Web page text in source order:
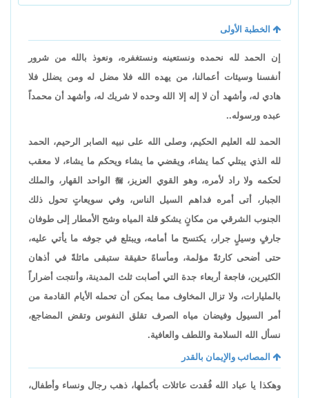
الخطبة الأولى
إن الحمد لله نحمده ونستعينه ونستغفره، ونعوذ بالله من شرور
أنفسنا وسيئات أعمالنا، من يهده الله فلا مضل له ومن يضلل فلا
هادي له، وأشهد أن لا إله إلا الله وحده لا شريك له، وأشهد أن محمداً
عبده ورسوله..
الحمد لله العليم الحكيم، وصلى الله على نبيه الصابر الرحيم، الحمد
لله الذي يبتلي كما يشاء، ويقضي ما يشاء ويحكم ما يشاء، لا معقب
لحكمه ولا راد لأمره، وهو القوي العزيز، الواحد القهار، والملك
الجبار، أتى أمره فداهم السيل الناس، وفي سويعاتٍ تحول ذلك
الجنوب الشرقي من مكانٍ يشكو قلة المياه وشح الأمطار إلى طوفان
جارفٍ وسيلٍ جرار، يكتسح ما أمامه، ويبتلع في جوفه ما يأتي عليه،
حتى أضحى كارثةً مؤلمة، ومأساهً حقيقة ستبقى ماثلةً في أذهان
الكثيرين، فاجعة أربعاء جدة التي أصابت ثلث المدينة، وأنتجت أضراراً
بالمليارات، ولا تزال المخاوف مما يمكن أن تحمله الأيام القادمة من
أمر السيول وفيضان مياه الصرف تقلق النفوس وتقض المضاجع،
نسأل الله السلامة واللطف والعافية.
المصائب والإيمان بالقدر
وهكذا يا عباد الله فُقدت عائلات بأكملها، ذهب رجال ونساء وأطفال،